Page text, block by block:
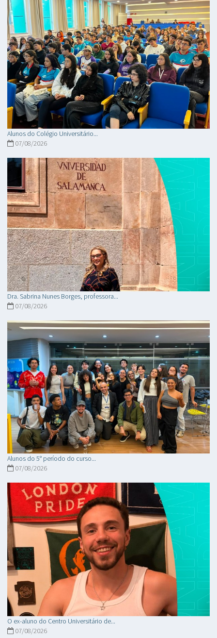
Alunos do Colégio Universitário...
07/08/2026
Dra. Sabrina Nunes Borges, professora...
07/08/2026
Alunos do 5° período do curso...
07/08/2026
O ex-aluno do Centro Universitário de...
07/08/2026